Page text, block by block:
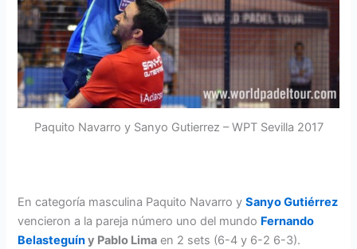
Paquito Navarro y Sanyo Gutierrez – WPT Sevilla 2017
En categoría masculina Paquito Navarro ySanyo Gutiérrez
vencieron a la pareja número uno del mundo Fernando
Belasteguíny Pablo Lima en 2 sets (6-4 y 6-2 6-3).